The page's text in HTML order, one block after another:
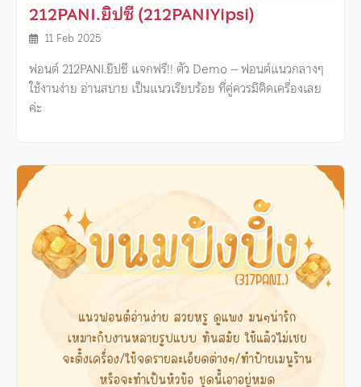
212PANI.ยิปซี (212PANIYipsi)
11 Feb 2025
ฟอนต์ 212PANI.ยิปซี แจกฟรี!! ตัว Demo – ฟอนต์แนวกลางๆ
ใช้งานง่าย อ่านสบาย เป็นแนวเรียบร้อย ที่คู่ควรมีติดเครื่องเลย
ค่ะ